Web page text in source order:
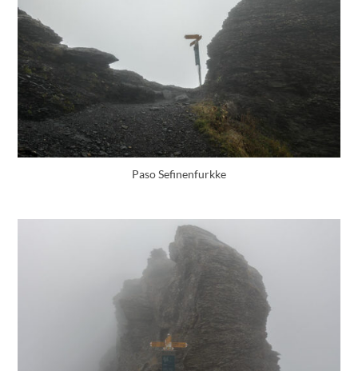
Paso Sefinenfurkke